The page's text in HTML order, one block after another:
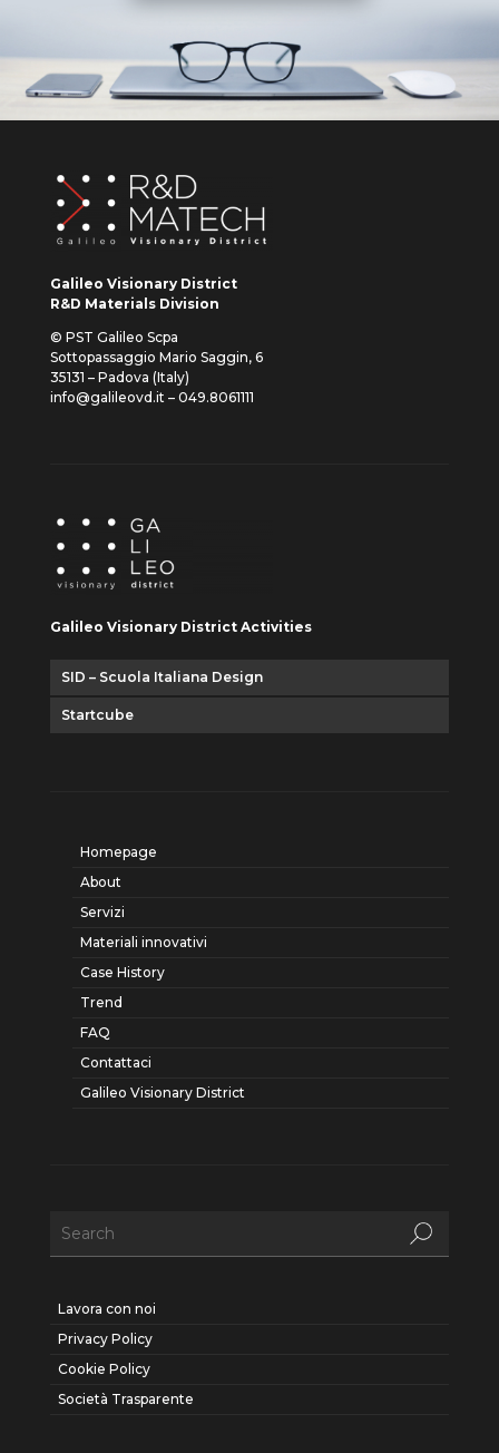
Galileo Visionary District
R&D Materials Division
© PST Galileo Scpa
Sottopassaggio Mario Saggin, 6
35131 – Padova (Italy)
info@galileovd.it – 049.8061111
Galileo Visionary District Activities
SID – Scuola Italiana Design
Startcube
Homepage
About
Servizi
Materiali innovativi
Case History
Trend
FAQ
Contattaci
Galileo Visionary District
Lavora con noi
Privacy Policy
Cookie Policy
Società Trasparente